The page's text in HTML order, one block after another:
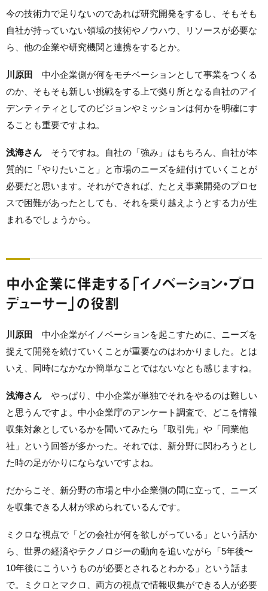
今の技術力で足りないのであれば研究開発をするし、そもそも
自社が持っていない領域の技術やノウハウ、リソースが必要な
ら、他の企業や研究機関と連携をするとか。
川原田 中小企業側が何をモチベーションとして事業をつくる
のか、そもそも新しい挑戦をする上で拠り所となる自社のアイ
デンティティとしてのビジョンやミッションは何かを明確にす
ることも重要ですよね。
浅海さん そうですね。自社の「強み」はもちろん、自社が本
質的に「やりたいこと」と市場のニーズを紐付けていくことが
必要だと思います。それができれば、たとえ事業開発のプロセ
スで困難があったとしても、それを乗り越えようとする力が生
まれるでしょうから。
中小企業に伴走する「イノベーション・プロ
デューサー」の役割
川原田 中小企業がイノベーションを起こすために、ニーズを
捉えて開発を続けていくことが重要なのはわかりました。とは
いえ、同時になかなか簡単なことではないなとも感じますね。
浅海さん やっぱり、中小企業が単独でそれをやるのは難しい
と思うんですよ。中小企業庁のアンケート調査で、どこを情報
収集対象としているかを聞いてみたら「取引先」や「同業他
社」という回答が多かった。それでは、新分野に関わろうとし
た時の足がかりにならないですよね。
だからこそ、新分野の市場と中小企業側の間に立って、ニーズ
を収集できる人材が求められているんです。
ミクロな視点で「どの会社が何を欲しがっている」という話か
ら、世界の経済やテクノロジーの動向を追いながら「5年後〜
10年後にこういうものが必要とされるとわかる」という話ま
で。ミクロとマクロ、両方の視点で情報収集ができる人が必要